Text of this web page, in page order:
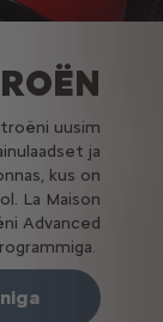
uusim
ja
kus on
La Maison
Advanced